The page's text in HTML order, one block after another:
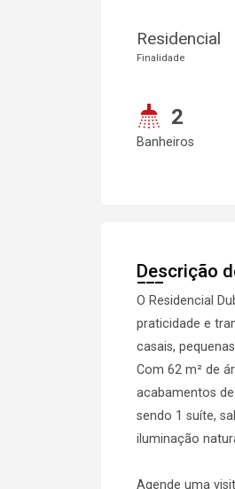
Residencial
Finalidade
2
Banheiros
Descrição
O Residencial
praticidade e
casais,
Com 62 m² de
acabamentos
sendo 1 suíte,
iluminação
Agende uma